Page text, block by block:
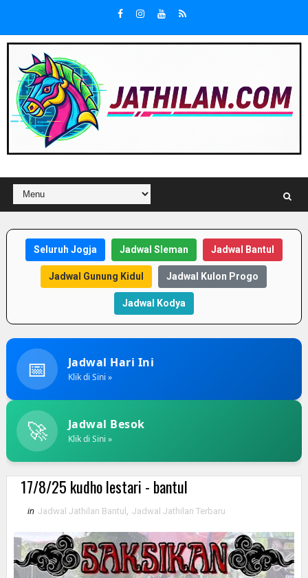
Seluruh Jogja Jadwal Sleman Jadwal Bantul
Jadwal Gunung Kidul Jadwal Kulon Progo
Jadwal Kodya
📅 Jadwal Hari Ini
Klik di Sini »
🚀 Jadwal Besok
Klik di Sini »
17/8/25 kudho lestari - bantul
in Jadwal Jathilan Bantul Jadwal Jathilan Terbaru